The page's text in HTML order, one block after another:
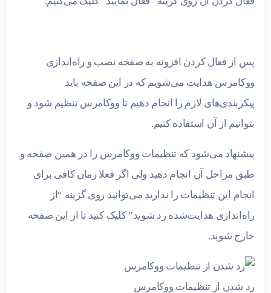
پس از فعال کردن افزونه به صفحه نصب و راه‌اندازی
ووکامرس هدایت می‌شویم که در این صفحه باید
پیکربندی‌های لازم را انجام دهیم تا ووکامرس تنظیم شود و
بتوانیم از آن استفاده کنیم.
پیشنهاد می‌شود که تنظیمات ووکامرس را در همین صفحه و
طبق مراحل آن انجام دهید ولی اگر فعلا زمان کافی برای
انجام این تنظیمات را ندارید می‌توانید روی گزینه “از
راه‌اندازی هدایت‌شده رد شوید” کلیک کنید تا از این صفحه
خارج شوید.
رد شدن از تنظیمات ووکامرس